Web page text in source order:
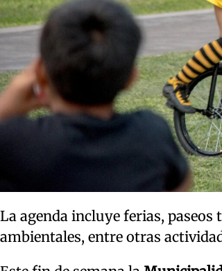
La agenda incluye ferias,
ambientales, entre otras